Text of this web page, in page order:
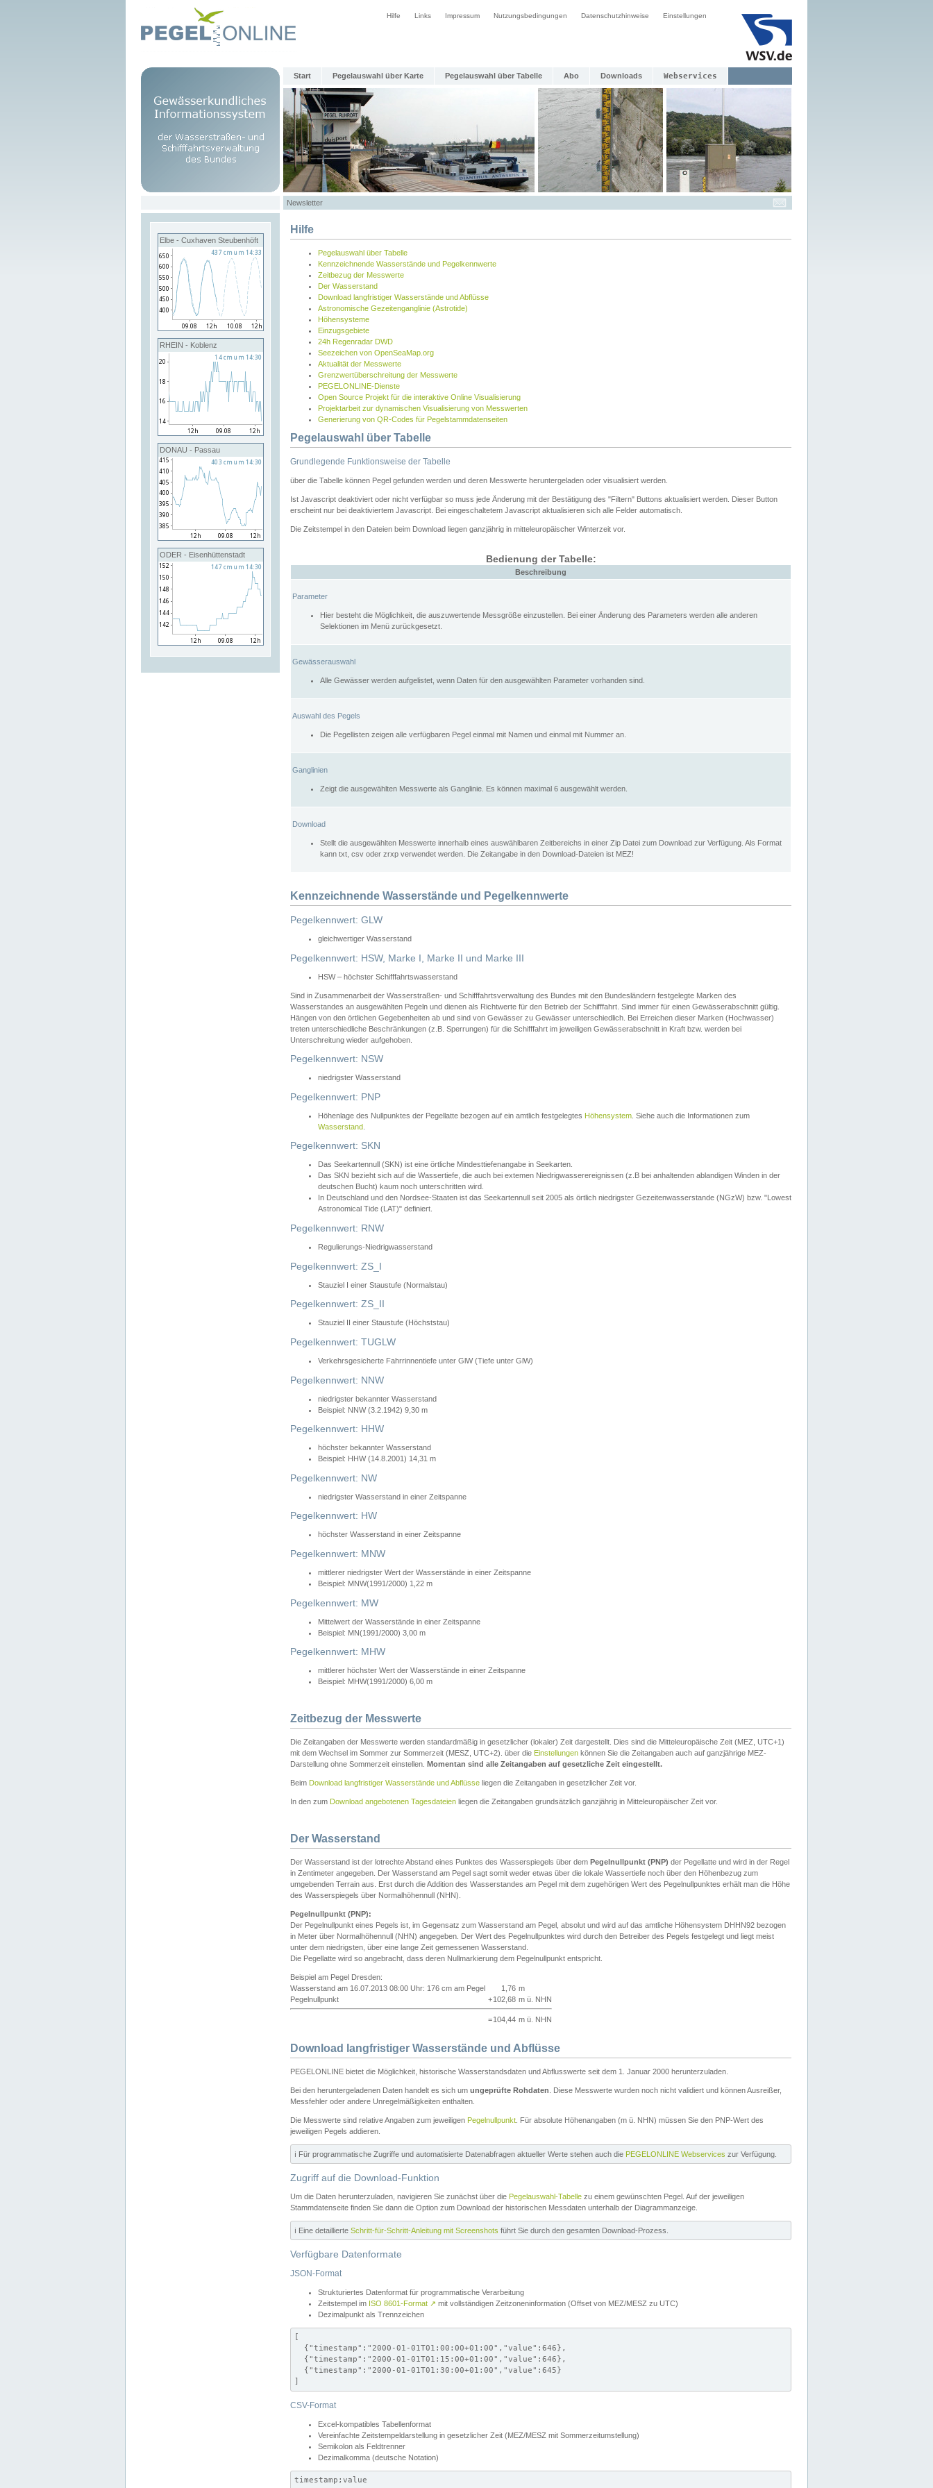
Hilfe Links Impressum Nutzungsbedingungen Datenschutzhinweise Einstellungen
Start Pegelauswahl über Karte Pegelauswahl über Tabelle Abo Downloads Webservices
Newsletter
Elbe - Cuxhaven Steubenhöft
RHEIN - Koblenz
DONAU - Passau
ODER - Eisenhüttenstadt
Hilfe
Pegelauswahl über Tabelle
Kennzeichnende Wasserstände und Pegelkennwerte
Zeitbezug der Messwerte
Der Wasserstand
Download langfristiger Wasserstände und Abflüsse
Astronomische Gezeitenganglinie (Astrotide)
Höhensysteme
Einzugsgebiete
24h Regenradar DWD
Seezeichen von OpenSeaMap.org
Aktualität der Messwerte
Grenzwertüberschreitung der Messwerte
PEGELONLINE-Dienste
Open Source Projekt für die interaktive Online Visualisierung
Projektarbeit zur dynamischen Visualisierung von Messwerten
Generierung von QR-Codes für Pegelstammdatenseiten
Pegelauswahl über Tabelle
Grundlegende Funktionsweise der Tabelle
über die Tabelle können Pegel gefunden werden und deren Messwerte heruntergeladen oder visualisiert werden.
Ist Javascript deaktiviert oder nicht verfügbar so muss jede Änderung mit der Bestätigung des "Filtern" Buttons aktualisiert werden. Dieser Button
erscheint nur bei deaktiviertem Javascript. Bei eingeschaltetem Javascript aktualisieren sich alle Felder automatisch.
Die Zeitstempel in den Dateien beim Download liegen ganzjährig in mitteleuropäischer Winterzeit vor.
Bedienung der Tabelle:
Beschreibung
Parameter
Hier besteht die Möglichkeit, die auszuwertende Messgröße einzustellen. Bei einer Änderung des Parameters werden alle anderen
Selektionen im Menü zurückgesetzt.
Gewässerauswahl
Alle Gewässer werden aufgelistet, wenn Daten für den ausgewählten Parameter vorhanden sind.
Auswahl des Pegels
Die Pegellisten zeigen alle verfügbaren Pegel einmal mit Namen und einmal mit Nummer an.
Ganglinien
Zeigt die ausgewählten Messwerte als Ganglinie. Es können maximal 6 ausgewählt werden.
Download
Stellt die ausgewählten Messwerte innerhalb eines auswählbaren Zeitbereichs in einer Zip Datei zum Download zur Verfügung. Als Format
kann txt, csv oder zrxp verwendet werden. Die Zeitangabe in den Download-Dateien ist MEZ!
Kennzeichnende Wasserstände und Pegelkennwerte
Pegelkennwert: GLW
gleichwertiger Wasserstand
Pegelkennwert: HSW, Marke I, Marke II und Marke III
HSW – höchster Schifffahrtswasserstand
Sind in Zusammenarbeit der Wasserstraßen- und Schifffahrtsverwaltung des Bundes mit den Bundesländern festgelegte Marken des
Wasserstandes an ausgewählten Pegeln und dienen als Richtwerte für den Betrieb der Schifffahrt. Sind immer für einen Gewässerabschnitt gültig.
Hängen von den örtlichen Gegebenheiten ab und sind von Gewässer zu Gewässer unterschiedlich. Bei Erreichen dieser Marken (Hochwasser)
treten unterschiedliche Beschränkungen (z.B. Sperrungen) für die Schifffahrt im jeweiligen Gewässerabschnitt in Kraft bzw. werden bei
Unterschreitung wieder aufgehoben.
Pegelkennwert: NSW
niedrigster Wasserstand
Pegelkennwert: PNP
Höhenlage des Nullpunktes der Pegellatte bezogen auf ein amtlich festgelegtes Höhensystem . Siehe auch die Informationen zum
Wasserstand
Pegelkennwert: SKN
Das Seekartennull (SKN) ist eine örtliche Mindesttiefenangabe in Seekarten.
Das SKN bezieht sich auf die Wassertiefe, die auch bei extemen Niedrigwasserereignissen (z.B bei anhaltenden ablandigen Winden in der
deutschen Bucht) kaum noch unterschritten wird.
In Deutschland und den Nordsee-Staaten ist das Seekartennull seit 2005 als örtlich niedrigster Gezeitenwasserstande (NGzW) bzw. "Lowest
Astronomical Tide (LAT)" definiert.
Pegelkennwert: RNW
Regulierungs-Niedrigwasserstand
Pegelkennwert: ZS_I
Stauziel I einer Staustufe (Normalstau)
Pegelkennwert: ZS_II
Stauziel II einer Staustufe (Höchststau)
Pegelkennwert: TUGLW
Verkehrsgesicherte Fahrrinnentiefe unter GlW (Tiefe unter GlW)
Pegelkennwert: NNW
niedrigster bekannter Wasserstand
Beispiel: NNW (3.2.1942) 9,30 m
Pegelkennwert: HHW
höchster bekannter Wasserstand
Beispiel: HHW (14.8.2001) 14,31 m
Pegelkennwert: NW
niedrigster Wasserstand in einer Zeitspanne
Pegelkennwert: HW
höchster Wasserstand in einer Zeitspanne
Pegelkennwert: MNW
mittlerer niedrigster Wert der Wasserstände in einer Zeitspanne
Beispiel: MNW(1991/2000) 1,22 m
Pegelkennwert: MW
Mittelwert der Wasserstände in einer Zeitspanne
Beispiel: MN(1991/2000) 3,00 m
Pegelkennwert: MHW
mittlerer höchster Wert der Wasserstände in einer Zeitspanne
Beispiel: MHW(1991/2000) 6,00 m
Zeitbezug der Messwerte
Die Zeitangaben der Messwerte werden standardmäßig in gesetzlicher (lokaler) Zeit dargestellt. Dies sind die Mitteleuropäische Zeit (MEZ, UTC+1)
mit dem Wechsel im Sommer zur Sommerzeit (MESZ, UTC+2). über die Einstellungen können Sie die Zeitangaben auch auf ganzjährige MEZ-
Darstellung ohne Sommerzeit einstellen. Momentan sind alle Zeitangaben auf gesetzliche Zeit eingestellt.
Beim Download langfristiger Wasserstände und Abflüsse liegen die Zeitangaben in gesetzlicher Zeit vor.
In den zum Download angebotenen Tagesdateien liegen die Zeitangaben grundsätzlich ganzjährig in Mitteleuropäischer Zeit vor.
Der Wasserstand
Der Wasserstand ist der lotrechte Abstand eines Punktes des Wasserspiegels über dem Pegelnullpunkt (PNP) der Pegellatte und wird in der Regel
in Zentimeter angegeben. Der Wasserstand am Pegel sagt somit weder etwas über die lokale Wassertiefe noch über den Höhenbezug zum
umgebenden Terrain aus. Erst durch die Addition des Wasserstandes am Pegel mit dem zugehörigen Wert des Pegelnullpunktes erhält man die Höhe
des Wasserspiegels über Normalhöhennull (NHN).
Pegelnullpunkt (PNP):
Der Pegelnullpunkt eines Pegels ist, im Gegensatz zum Wasserstand am Pegel, absolut und wird auf das amtliche Höhensystem DHHN92 bezogen
in Meter über Normalhöhennull (NHN) angegeben. Der Wert des Pegelnullpunktes wird durch den Betreiber des Pegels festgelegt und liegt meist
unter dem niedrigsten, über eine lange Zeit gemessenen Wasserstand.
Die Pegellatte wird so angebracht, dass deren Nullmarkierung dem Pegelnullpunkt entspricht.
Beispiel am Pegel Dresden:
Wasserstand am 16.07.2013 08:00 Uhr: 176 cm am Pegel
1,76 m
Pegelnullpunkt
+102,68 m ü. NHN
=104,44 m ü. NHN
Download langfristiger Wasserstände und Abflüsse
PEGELONLINE bietet die Möglichkeit, historische Wasserstandsdaten und Abflusswerte seit dem 1. Januar 2000 herunterzuladen.
Bei den heruntergeladenen Daten handelt es sich um ungeprüfte Rohdaten . Diese Messwerte wurden noch nicht validiert und können Ausreißer,
Messfehler oder andere Unregelmäßigkeiten enthalten.
Die Messwerte sind relative Angaben zum jeweiligen Pegelnullpunkt . Für absolute Höhenangaben (m ü. NHN) müssen Sie den PNP-Wert des
jeweiligen Pegels addieren.
ℹ️ Für programmatische Zugriffe und automatisierte Datenabfragen aktueller Werte stehen auch die PEGELONLINE Webservices zur Verfügung.
Zugriff auf die Download-Funktion
Um die Daten herunterzuladen, navigieren Sie zunächst über die Pegelauswahl-Tabelle zu einem gewünschten Pegel. Auf der jeweiligen
Stammdatenseite finden Sie dann die Option zum Download der historischen Messdaten unterhalb der Diagrammanzeige.
ℹ️ Eine detaillierte Schritt-für-Schritt-Anleitung mit Screenshots führt Sie durch den gesamten Download-Prozess.
Verfügbare Datenformate
JSON-Format
Strukturiertes Datenformat für programmatische Verarbeitung
Zeitstempel im ISO 8601-Format ↗ mit vollständigen Zeitzoneninformation (Offset von MEZ/MESZ zu UTC)
Dezimalpunkt als Trennzeichen
[
  {"timestamp":"2000-01-01T01:00:00+01:00","value":646},
  {"timestamp":"2000-01-01T01:15:00+01:00","value":646},
  {"timestamp":"2000-01-01T01:30:00+01:00","value":645}
]
CSV-Format
Excel-kompatibles Tabellenformat
Vereinfachte Zeitstempeldarstellung in gesetzlicher Zeit (MEZ/MESZ mit Sommerzeitumstellung)
Semikolon als Feldtrenner
Dezimalkomma (deutsche Notation)
timestamp;value